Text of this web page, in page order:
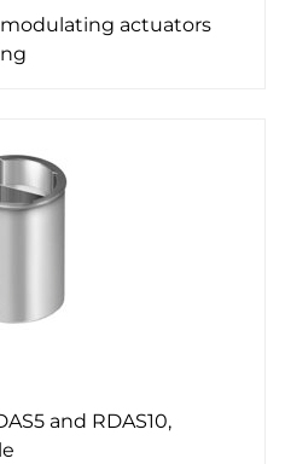
modulating actuators
and RDAS10,